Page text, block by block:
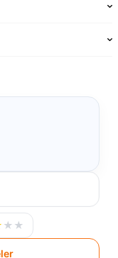
★ ★